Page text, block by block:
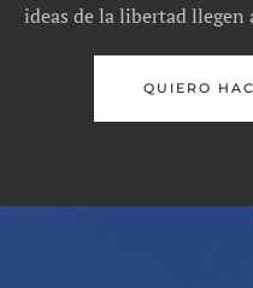
ideas de la libertad llegen
QUIERO